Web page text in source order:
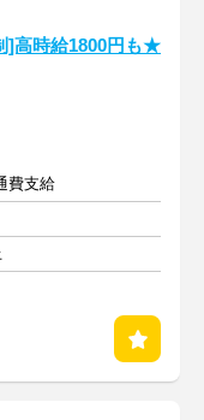
]高時給1800円も★
費支給